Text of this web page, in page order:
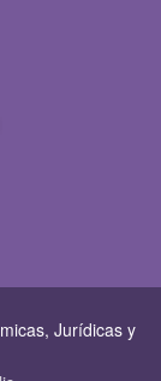
Jurí­dicas y